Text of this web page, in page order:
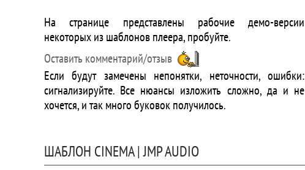
На странице представлены рабочие демо-версии
некоторых из шаблонов плеера, пробуйте.
Оставить комментарий/отзыв
Если будут замечены непонятки, неточности, ошибки:
сигнализируйте. Все нюансы изложить сложно, да и не
хочется, и так много буковок получилось.
ШАБЛОН CINEMA | JMP AUDIO